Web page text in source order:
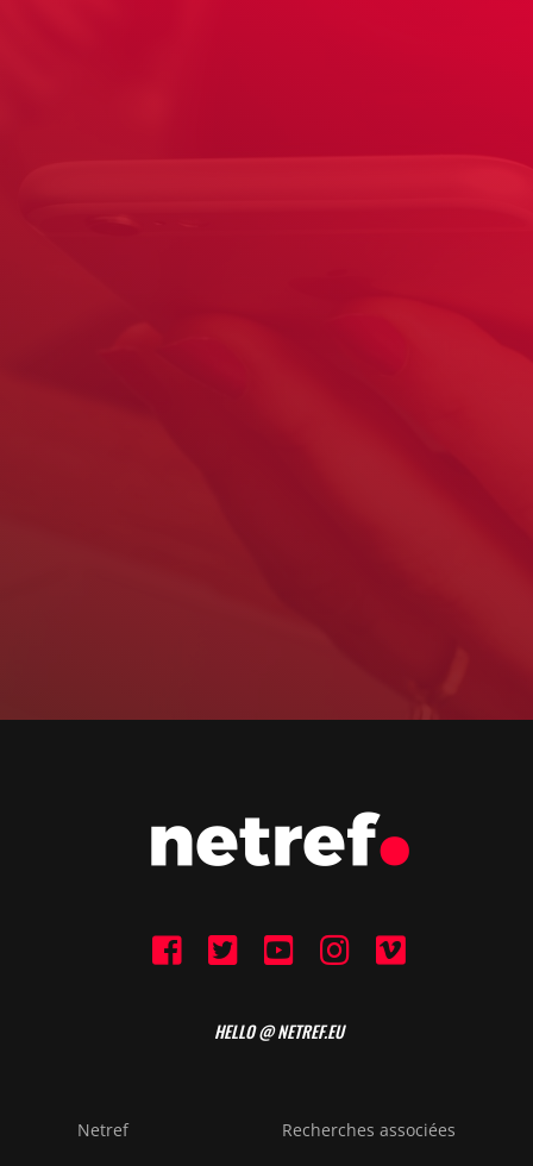
HELLO @ NETREF.EU
Netref Recherches associées